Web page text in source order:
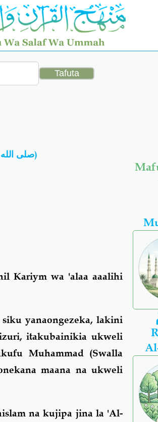
Qur-Aaniyyuwn: Wanaopinga Hadiyth Za Nabiy (صلى الله عليه وآله وسلم)
Kariym wa 'alaa aaalihi
yanaongezeka, lakini
itakubainikia ukweli
Muhammad (Swalla
maana na ukweli
na kujipa jina la 'Al-